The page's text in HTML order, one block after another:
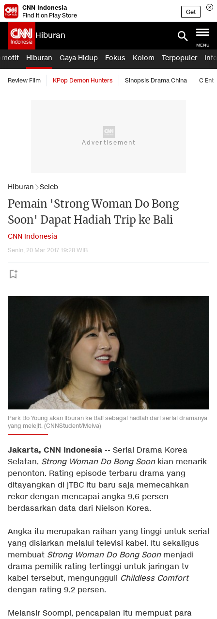
CNN Indonesia
Find it on Play Store
Get
Hiburan
MENU
Hiburan Gaya Hidup Fokus Kolom Terpopuler
Review Film KPop Demon Hunters Sinopsis Drama China C Ent
Hiburan Seleb
Pemain 'Strong Woman Do Bong
Soon' Dapat Hadiah Trip ke Bali
CNN Indonesia
Senin, 20 Mar 2017 19:28 WIB
Park Bo Young akan liburan ke Bali sebagai hadiah dari serial dramanya
yang melejit. (CNNStudent/Melva)
Jakarta, CNN Indonesia -- Serial Drama Korea
Selatan, Strong Woman Do Bong Soonkian menarik
penonton. Rating episode terbaru drama yang
ditayangkan di jTBC itu baru saja memecahkan
rekor dengan mencapai angka 9,6 persen
berdasarkan data dari Nielson Korea.
Angka itu merupakan raihan yang tinggi untuk serial
yang disiarkan melalui televisi kabel. Itu sekaligus
membuat Strong Woman Do Bong Soonmenjadi
drama pemilik rating tertinggi untuk jaringan tv
kabel tersebut, mengungguli Childless Comfort
dengan rating 9,2 persen.
Melansir Soompi, pencapaian itu mempuat para